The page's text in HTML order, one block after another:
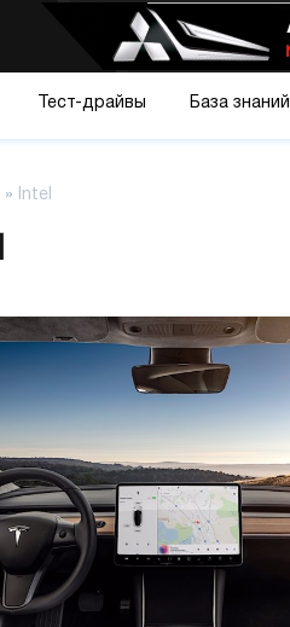
Тест-драйвы База знаний
» Intel